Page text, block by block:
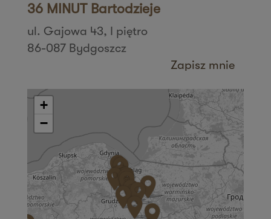
36 MINUT Bartodzieje
ul. Gajowa 43, I piętro
86-087 Bydgoszcz
Zapisz mnie
ul. Zbigniewa Religi 4/6
15-797 Białystok
Zapisz mnie
36 MINUT Bielany
ul. Aspekt 79
01-904 Warszawa
Zapisz mnie
+
−